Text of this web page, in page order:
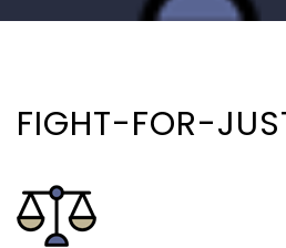
FIGHT-FOR-